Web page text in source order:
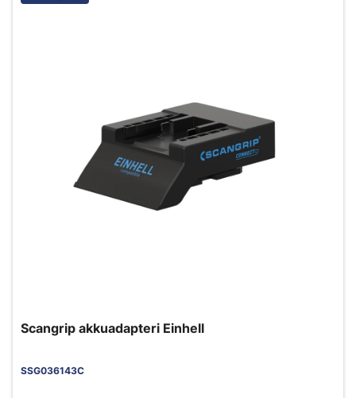
Scangrip akkuadapteri Einhell
SSG036143C